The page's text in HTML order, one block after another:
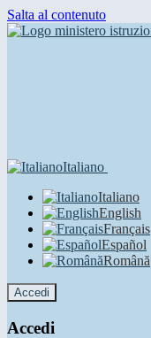
Salta al contenuto
Italiano
Italiano
English
Français
Español
Română
Accedi
Accedi